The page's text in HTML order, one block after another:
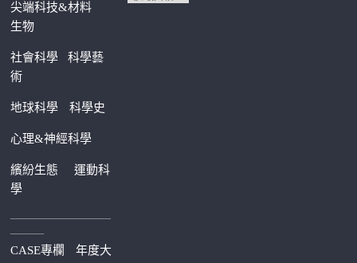
尖端科技&材料
生物
社會科學科學藝
術
地球科學 科學史
心理&神經科學
繽紛生態運動科
學
—————————
———
CASE專欄 年度大